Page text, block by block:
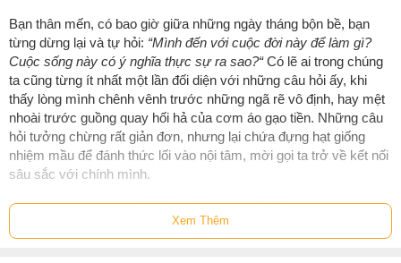
Bạn thân mến, có bao giờ giữa những ngày tháng bộn bề, bạn
từng dừng lại và tự hỏi: “Mình đến với cuộc đời này để làm gì?
Cuộc sống này có ý nghĩa thực sự ra sao?“Có lẽ ai trong chúng
ta cũng từng ít nhất một lần đối diện với những câu hỏi ấy, khi
thấy lòng mình chênh vênh trước những ngã rẽ vô định, hay mệt
nhoài trước guồng quay hối hả của cơm áo gạo tiền. Những câu
hỏi tưởng chừng rất giản đơn, nhưng lại chứa đựng hạt giống
nhiệm mầu để đánh thức lối vào nội tâm, mời gọi ta trở về kết nối
sâu sắc với chính mình.
“Về miền an nhiên”ra đời từ khát khao muốn đồng hành cùng bạn
trên hành trình tìm về bình yên và hạnh phúc đích thực. Bởi lẽ,
hành trình này vốn không phải là điều gì xa xôi, đó là những bước
Xem Thêm